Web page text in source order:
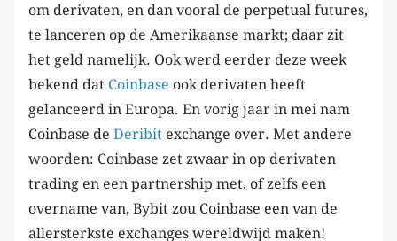
om derivaten, en dan vooral de perpetual futures,
te lanceren op de Amerikaanse markt; daar zit
het geld namelijk. Ook werd eerder deze week
bekend dat Coinbase ook derivaten heeft
gelanceerd in Europa. En vorig jaar in mei nam
Coinbase de Deribit exchange over. Met andere
woorden: Coinbase zet zwaar in op derivaten
trading en een partnership met, of zelfs een
overname van, Bybit zou Coinbase een van de
allersterkste exchanges wereldwijd maken!